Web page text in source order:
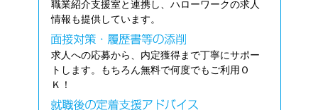
職業紹介支援室と連携し、ハローワークの求人
情報も提供しています。
求人への応募から、内定獲得まで丁寧にサポー
トします。もちろん無料で何度でもご利用Ｏ
Ｋ！